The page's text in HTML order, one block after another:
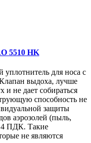
5510 НK
для носа с
выдоха, лучше
и не дает собираться
способность не
защиты
аэрозолей (пыль,
4 ПДК. Такие
не являются